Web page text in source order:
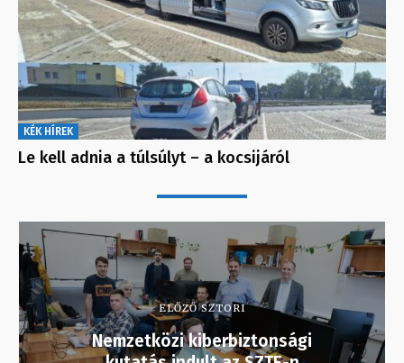
KÉK HÍREK
Le kell adnia a túlsúlyt – a kocsijáról
ELŐZŐ SZTORI
Nemzetközi kiberbiztonsági